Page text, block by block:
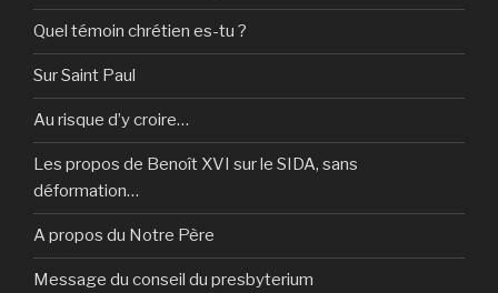
Quel témoin chrétien es-tu ?
Sur Saint Paul
Au risque d’y croire…
Les propos de Benoît XVI sur le SIDA, sans
déformation…
A propos du Notre Père
Message du conseil du presbyterium